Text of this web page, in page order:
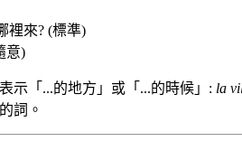
裡來? (標準)
意)
示「...的地方」或「...的時候」: la
詞。